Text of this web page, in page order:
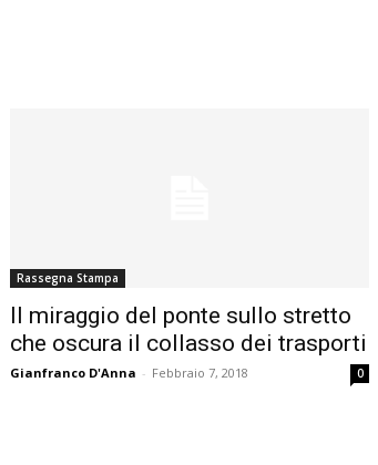
Rassegna Stampa
Il miraggio del ponte sullo stretto
che oscura il collasso dei trasporti
Gianfranco D'Anna - Febbraio 7, 2018 0